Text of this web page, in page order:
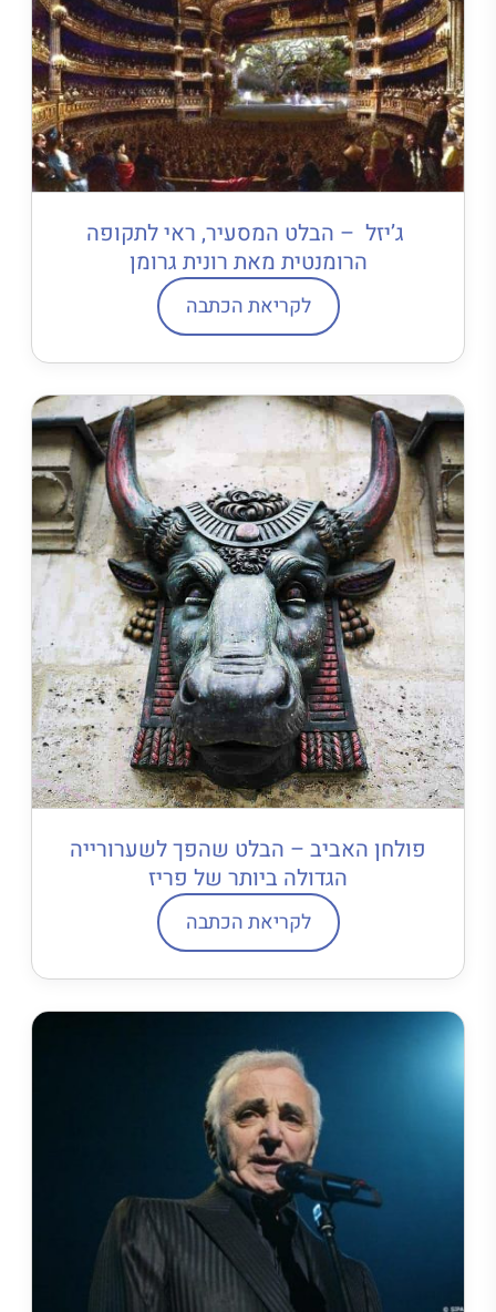
ג’יזל – הבלט המסעיר, ראי לתקופה
הרומנטית מאת רונית גרומן
לקריאת הכתבה
פולחן האביב – הבלט שהפך לשערורייה
הגדולה ביותר של פריז
לקריאת הכתבה